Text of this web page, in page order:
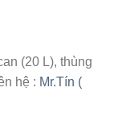
(20 L), thùng
hệ : Mr.Tín (